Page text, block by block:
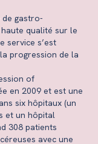
de gastro-
qualité sur le
service s’est
progression de la
of
en 2009 et est une
six hôpitaux (un
et un hôpital
308 patients
avec une